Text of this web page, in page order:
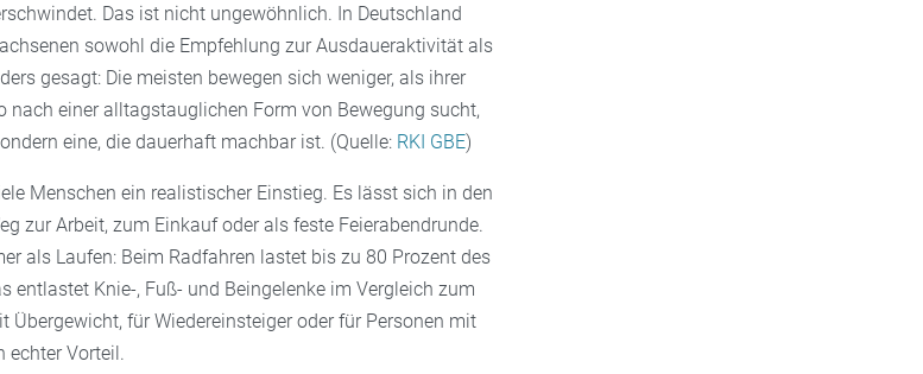
Das ist nicht ungewöhnlich. In Deutschland
sowohl die Empfehlung zur Ausdaueraktivität als
gesagt: Die meisten bewegen sich weniger, als ihrer
nach einer alltagstauglichen Form von Bewegung sucht,
eine, die dauerhaft machbar ist. (Quelle: RKI GBE)
Menschen ein realistischer Einstieg. Es lässt sich in den
zur Arbeit, zum Einkauf oder als feste Feierabendrunde.
als Laufen: Beim Radfahren lastet bis zu 80 Prozent des
entlastet Knie-, Fuß- und Beingelenke im Vergleich zum
für Wiedereinsteiger oder für Personen mit
echter Vorteil.